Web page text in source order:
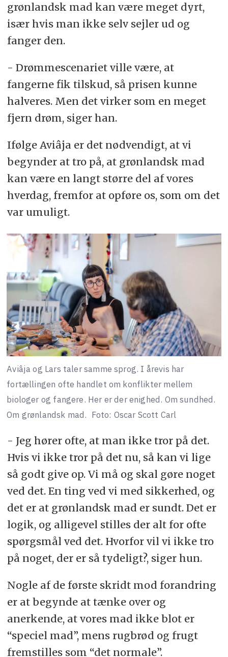
grønlandsk mad kan være meget dyrt,
især hvis man ikke selv sejler ud og
fanger den.
- Drømmescenariet ville være, at
fangerne fik tilskud, så prisen kunne
halveres. Men det virker som en meget
fjern drøm, siger han.
Ifølge Aviâja er det nødvendigt, at vi
begynder at tro på, at grønlandsk mad
kan være en langt større del af vores
hverdag, fremfor at opføre os, som om det
var umuligt.
Aviâja og Lars taler samme sprog. I årevis har
fortællingen ofte handlet om konflikter mellem
biologer og fangere. Her er der enighed. Om sundhed.
Om grønlandsk mad. Foto: Oscar Scott Carl
- Jeg hører ofte, at man ikke tror på det.
Hvis vi ikke tror på det nu, så kan vi lige
så godt give op. Vi må og skal gøre noget
ved det. En ting ved vi med sikkerhed, og
det er at grønlandsk mad er sundt. Det er
logik, og alligevel stilles der alt for ofte
spørgsmål ved det. Hvorfor vil vi ikke tro
på noget, der er så tydeligt?, siger hun.
Nogle af de første skridt mod forandring
er at begynde at tænke over og
anerkende, at vores mad ikke blot er
“speciel mad”, mens rugbrød og frugt
fremstilles som “det normale”.